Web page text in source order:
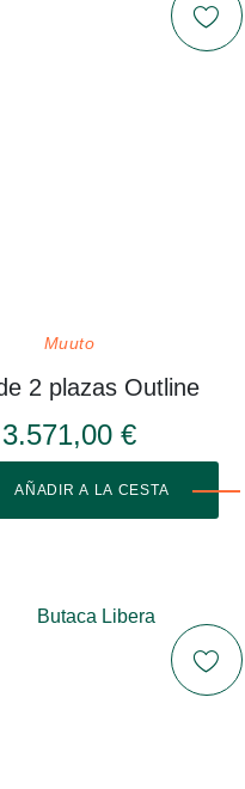
Muuto
2 plazas Outline
3.571,00 €
AÑADIR A LA CESTA